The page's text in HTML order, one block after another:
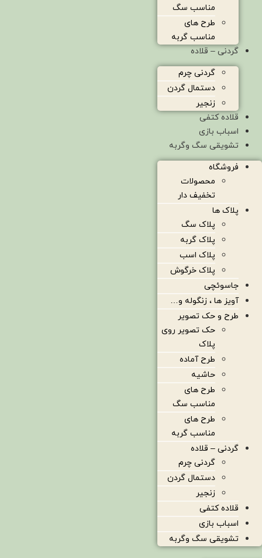
مناسب سگ
طرح های
مناسب گربه
گردنی – قلاده
گردنی چرم
دستمال گردن
زنجیر
قلاده کتفی
اسباب بازی
تشویقی سگ وگربه
فروشگاه
محصولات
تخفیف دار
پلاک ها
پلاک سگ
پلاک گربه
پلاک اسب
پلاک خرگوش
جاسوئچی
آویز ها ، زنگوله و…
طرح و حک تصویر
حک تصویر روی
پلاک
طرح آماده
حاشیه
طرح های
مناسب سگ
طرح های
مناسب گربه
گردنی – قلاده
گردنی چرم
دستمال گردن
زنجیر
قلاده کتفی
اسباب بازی
تشویقی سگ وگربه